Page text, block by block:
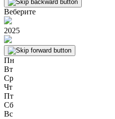
Веберите
2025
Пн
Вт
Ср
Чт
Пт
Сб
Вс